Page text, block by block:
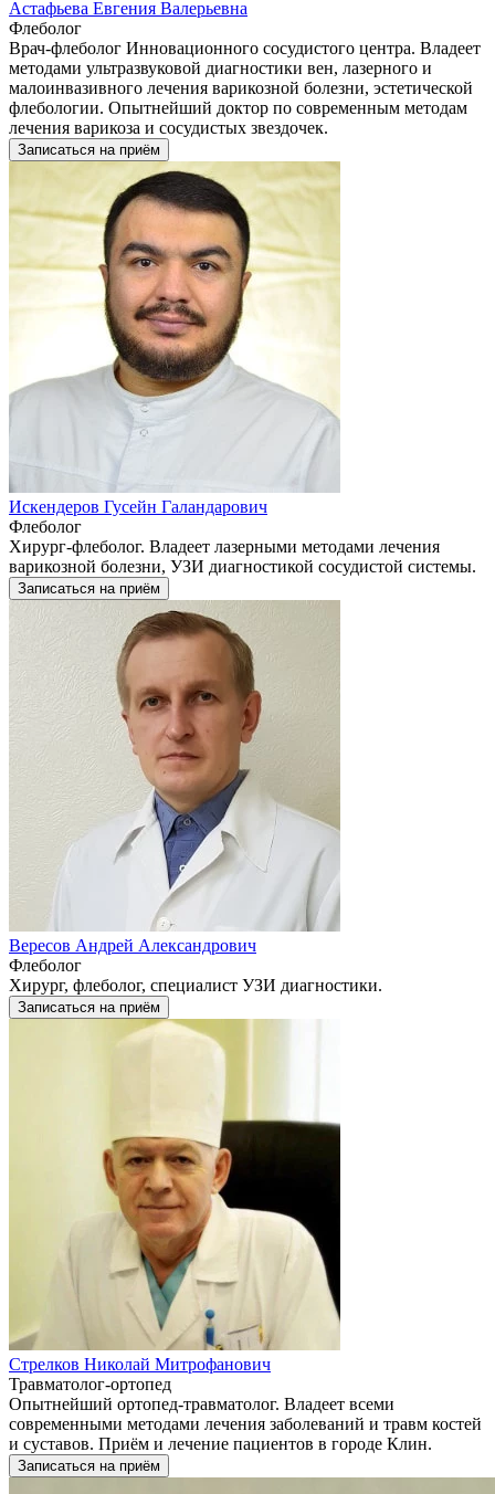
Астафьева Евгения Валерьевна
Флеболог
Врач-флеболог Инновационного сосудистого центра. Владеет
методами ультразвуковой диагностики вен, лазерного и
малоинвазивного лечения варикозной болезни, эстетической
флебологии. Опытнейший доктор по современным методам
лечения варикоза и сосудистых звездочек.
Записаться на приём
Искендеров Гусейн Галандарович
Флеболог
Хирург-флеболог. Владеет лазерными методами лечения
варикозной болезни, УЗИ диагностикой сосудистой системы.
Записаться на приём
Вересов Андрей Александрович
Флеболог
Хирург, флеболог, специалист УЗИ диагностики.
Записаться на приём
Стрелков Николай Митрофанович
Травматолог-ортопед
Опытнейший ортопед-травматолог. Владеет всеми
современными методами лечения заболеваний и травм костей
и суставов. Приём и лечение пациентов в городе Клин.
Записаться на приём